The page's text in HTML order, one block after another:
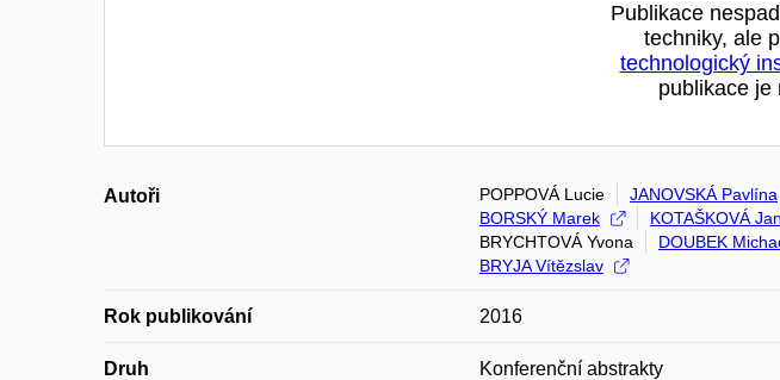
Publikace
techniky, ale
technologický
publikace je
Autoři POPPOVÁ Lucie JANOVSKÁ Pavlína
BORSKÝ Marek
KOTAŠKOVÁ
BRYCHTOVÁ Yvona
DOUBEK
BRYJA Vítězslav
Rok publikování 2016
Druh Konferenční abstrakty